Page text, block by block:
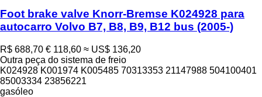
Foot brake valve Knorr-Bremse K024928 para
autocarro Volvo B7, B8, B9, B12 bus (2005-)
R$ 688,70 € 118,60 ≈ US$ 136,20
Outra peça do sistema de freio
K024928 K001974 K005485 70313353 21147988 504100401
85003334 23856221
gasóleo